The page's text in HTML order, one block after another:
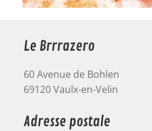
Le Brrrazero
60 Avenue de Bohlen
69120 Vaulx-en-Velin
Adresse postale